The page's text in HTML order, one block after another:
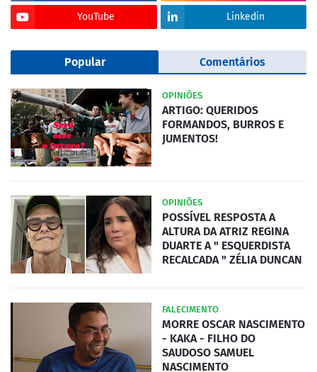
YouTube Linkedin
Popular Comentários
OPINIÕES
ARTIGO: QUERIDOS
FORMANDOS, BURROS E
JUMENTOS!
OPINIÕES
POSSÍVEL RESPOSTA A
ALTURA DA ATRIZ REGINA
DUARTE A " ESQUERDISTA
RECALCADA " ZÉLIA DUNCAN
FALECIMENTO
MORRE OSCAR NASCIMENTO
- KAKA - FILHO DO
SAUDOSO SAMUEL
NASCIMENTO